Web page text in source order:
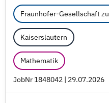
Kaiserslautern
Mathematik
JobNr 1848042 | 29.07.2026